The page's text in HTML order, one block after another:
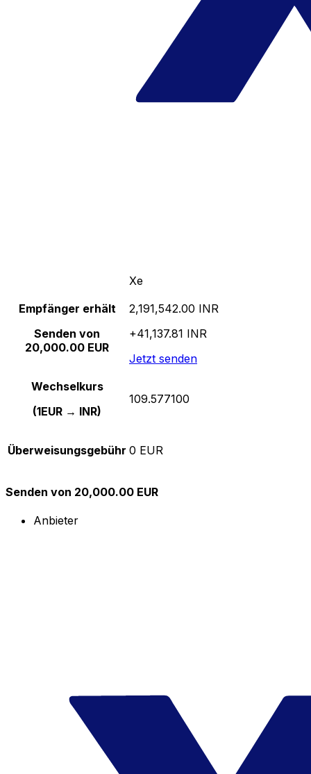
Xe
Empfänger erhält
Senden von
20,000.00 EUR
2,191,542.00 INR
+41,137.81 INR
Jetzt senden
Wechselkurs
(1EUR → INR)
109.577100
Überweisungsgebühr 0 EUR
Senden von 20,000.00 EUR
Anbieter